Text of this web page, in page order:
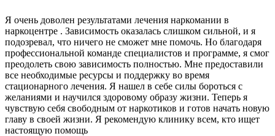
Я очень доволен результатами лечения наркомании в
наркоцентре . Зависимость оказалась слишком сильной, и я
подозревал, что ничего не сможет мне помочь. Но благодаря
профессиональной команде специалистов и программе, я смог
преодолеть свою зависимость полностью. Мне предоставили
все необходимые ресурсы и поддержку во время
стационарного лечения. Я нашел в себе силы бороться с
желаниями и научился здоровому образу жизни. Теперь я
чувствую себя свободным от наркотиков и готов начать новую
главу в своей жизни. Я рекомендую клинику всем, кто ищет
настоящую помощь